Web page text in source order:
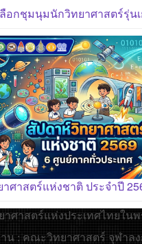
อกชุมนุมนักวิทยาศาสตร์รุ่นเ
ศาสตร์แห่งชาติ ประจำปี
ศาสตร์แห่งประเทศไทยใน
น : คณะวิทยาศาสตร์ จุฬาล